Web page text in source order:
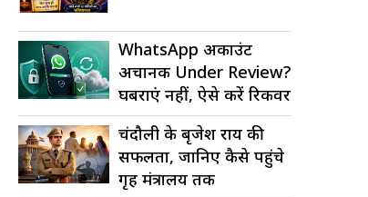
WhatsApp अकाउंट
अचानक Under Review?
घबराएं नहीं, ऐसे करें रिकवर
चंदौली के बृजेश राय की
सफलता, जानिए कैसे पहुंचे
गृह मंत्रालय तक